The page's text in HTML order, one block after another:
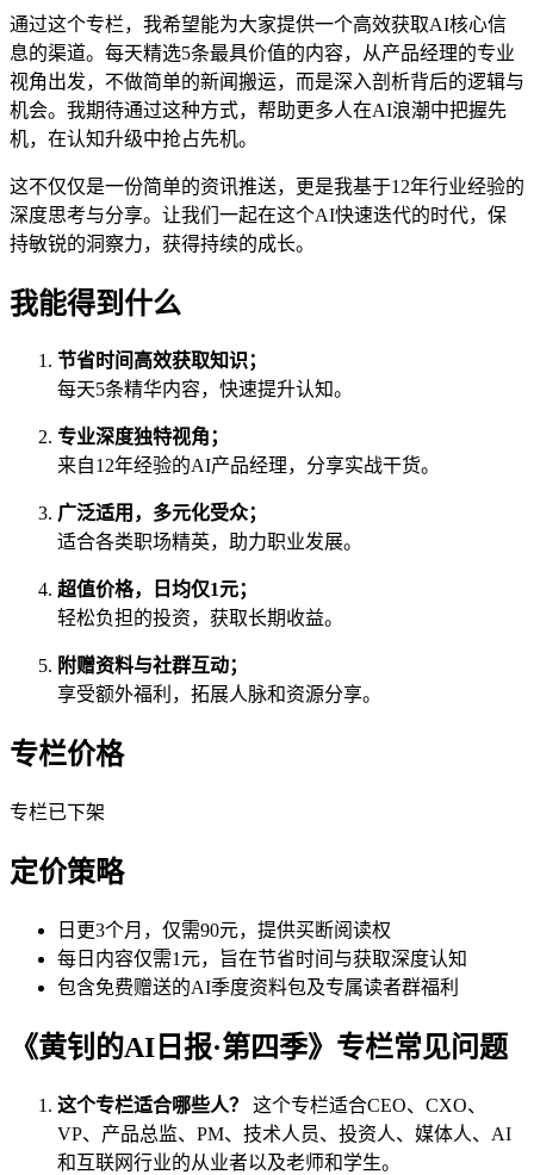
通过这个专栏，我希望能为大家提供一个高效获取AI核心信
息的渠道。每天精选5条最具价值的内容，从产品经理的专业
视角出发，不做简单的新闻搬运，而是深入剖析背后的逻辑与
机会。我期待通过这种方式，帮助更多人在AI浪潮中把握先
机，在认知升级中抢占先机。
这不仅仅是一份简单的资讯推送，更是我基于12年行业经验的
深度思考与分享。让我们一起在这个AI快速迭代的时代，保
持敏锐的洞察力，获得持续的成长。
我能得到什么
节省时间高效获取知识；
每天5条精华内容，快速提升认知。
专业深度独特视角；
来自12年经验的AI产品经理，分享实战干货。
广泛适用，多元化受众；
适合各类职场精英，助力职业发展。
超值价格，日均仅1元；
轻松负担的投资，获取长期收益。
附赠资料与社群互动；
享受额外福利，拓展人脉和资源分享。
专栏价格
专栏已下架
定价策略
日更3个月，仅需90元，提供买断阅读权
每日内容仅需1元，旨在节省时间与获取深度认知
包含免费赠送的AI季度资料包及专属读者群福利
《黄钊的AI日报·第四季》专栏常见问题
这个专栏适合哪些人？
这个专栏适合CEO、CXO、
VP、产品总监、PM、技术人员、投资人、媒体人、AI
和互联网行业的从业者以及老师和学生。